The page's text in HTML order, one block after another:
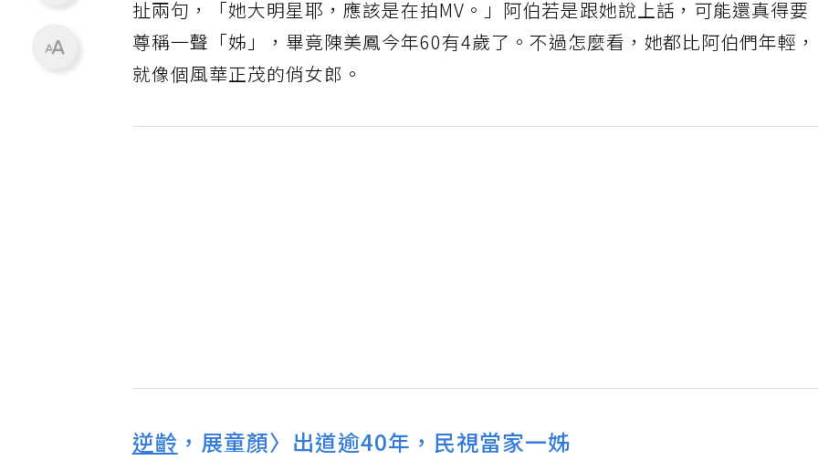
扯兩句，「她大明星耶，應該是在拍MV。」阿伯若是跟她說上話，可能還真得要
尊稱一聲「姊」，畢竟陳美鳳今年60有4歲了。不過怎麼看，她都比阿伯們年輕
就像個風華正茂的俏女郎。
逆齡 ，展童顏〉出道逾40年，民視當家一姊